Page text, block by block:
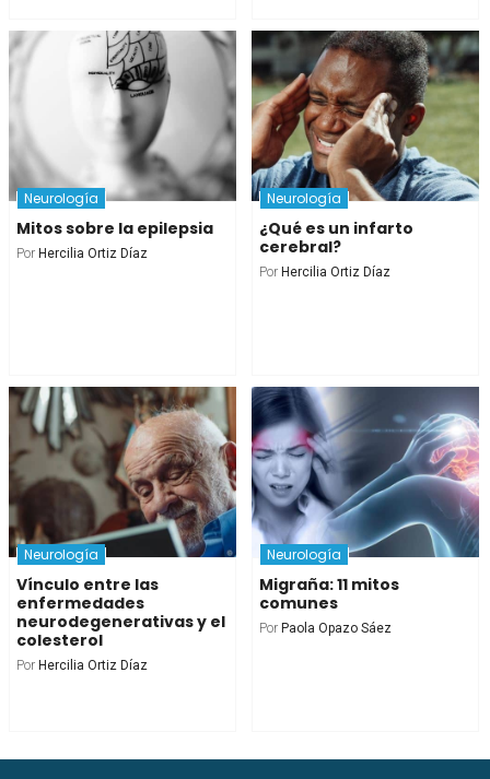
Neurología
Mitos sobre la epilepsia
Por Hercilia Ortiz Díaz
Neurología
¿Qué es un infarto
cerebral?
Por Hercilia Ortiz Díaz
Neurología
Vínculo entre las
enfermedades
neurodegenerativas y el
colesterol
Por Hercilia Ortiz Díaz
Neurología
Migraña: 11 mitos
comunes
Por Paola Opazo Sáez